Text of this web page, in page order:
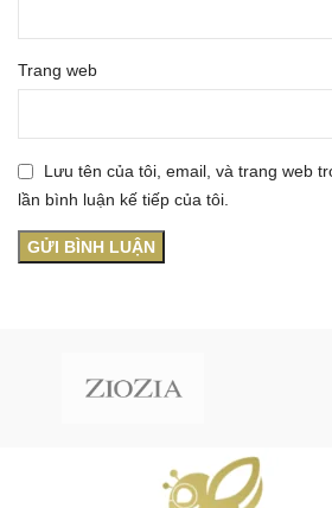
Trang web
Lưu tên của tôi, email, và trang web
lần bình luận kế tiếp của tôi.